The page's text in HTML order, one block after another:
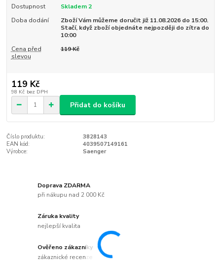
Dostupnost
Skladem 2
Doba dodání
Zboží Vám můžeme doručit již 11.08.2026 do 15:00.
Stačí, když zboží objednáte nejpozději do zítra do
10:00
Cena před
slevou
119 Kč
119 Kč
98 Kč bez DPH
Přidat do košíku
Číslo produktu:
3828143
EAN kód:
4039507149161
Výrobce:
Saenger
Doprava ZDARMA
při nákupu nad 2 000 Kč
Záruka kvality
nejlepší kvalita
Ověřeno zákazníky
zákaznické recenze